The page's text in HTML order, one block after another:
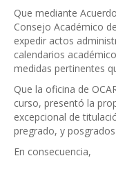
Que mediante
Consejo Académico
expedir actos
calendarios
medidas pertinentes
Que la oficina de
curso, presentó la
excepcional de
pregrado, y
En consecuencia,